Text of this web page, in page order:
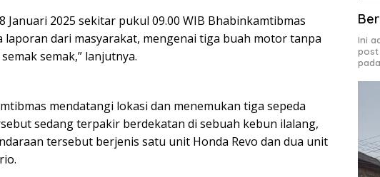
Januari 2025 sekitar pukul 09.00 WIB Bhabinkamtibmas
laporan dari masyarakat, mengenai tiga buah motor tanpa
semak,” lanjutnya.
mendatangi lokasi dan menemukan tiga sepeda
sedang terpakir berdekatan di sebuah kebun ilalang,
tersebut berjenis satu unit Honda Revo dan dua unit
Ini
post